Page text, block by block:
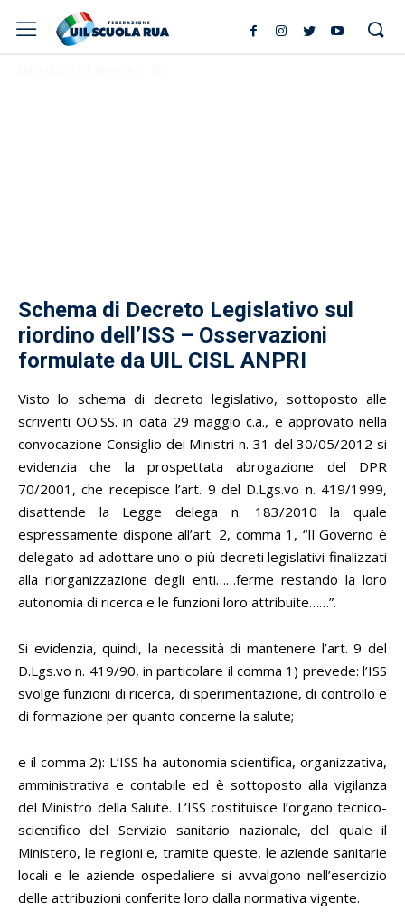
Schema di Decreto Legislativo sul
riordino dell’ISS – Osservazioni
formulate da UIL CISL ANPRI
Visto lo schema di decreto legislativo, sottoposto alle
scriventi OO.SS. in data 29 maggio c.a., e approvato nella
convocazione Consiglio dei Ministri n. 31 del 30/05/2012 si
evidenzia che la prospettata abrogazione del DPR
70/2001, che recepisce l’art. 9 del D.Lgs.vo n. 419/1999,
disattende la Legge delega n. 183/2010 la quale
espressamente dispone all’art. 2, comma 1, “Il Governo è
delegato ad adottare uno o più decreti legislativi finalizzati
alla riorganizzazione degli enti……ferme restando la loro
autonomia di ricerca e le funzioni loro attribuite……”.
Si evidenzia, quindi, la necessità di mantenere l’art. 9 del
D.Lgs.vo n. 419/90, in particolare il comma 1) prevede: l’ISS
svolge funzioni di ricerca, di sperimentazione, di controllo e
di formazione per quanto concerne la salute;
e il comma 2): L’ISS ha autonomia scientifica, organizzativa,
amministrativa e contabile ed è sottoposto alla vigilanza
del Ministro della Salute. L’ISS costituisce l’organo tecnico-
scientifico del Servizio sanitario nazionale, del quale il
Ministero, le regioni e, tramite queste, le aziende sanitarie
locali e le aziende ospedaliere si avvalgono nell’esercizio
delle attribuzioni conferite loro dalla normativa vigente.